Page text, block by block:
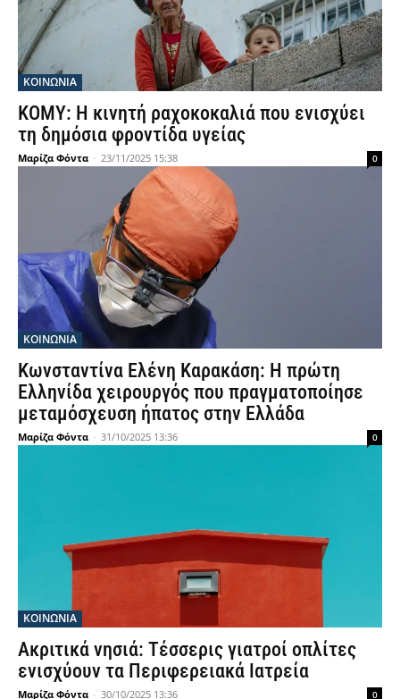
ΚΟΙΝΩΝΙΑ
ΚΟΜΥ: Η κινητή ραχοκοκαλιά που ενισχύει
τη δημόσια φροντίδα υγείας
Μαρίζα Φόντα - 23/11/2025 15:38 0
ΚΟΙΝΩΝΙΑ
Κωνσταντίνα Ελένη Καρακάση: Η πρώτη
Ελληνίδα χειρουργός που πραγματοποίησε
μεταμόσχευση ήπατος στην Ελλάδα
Μαρίζα Φόντα - 31/10/2025 13:36 0
ΚΟΙΝΩΝΙΑ
Ακριτικά νησιά: Τέσσερις γιατροί οπλίτες
ενισχύουν τα Περιφερειακά Ιατρεία
Μαρίζα Φόντα - 30/10/2025 13:36 0